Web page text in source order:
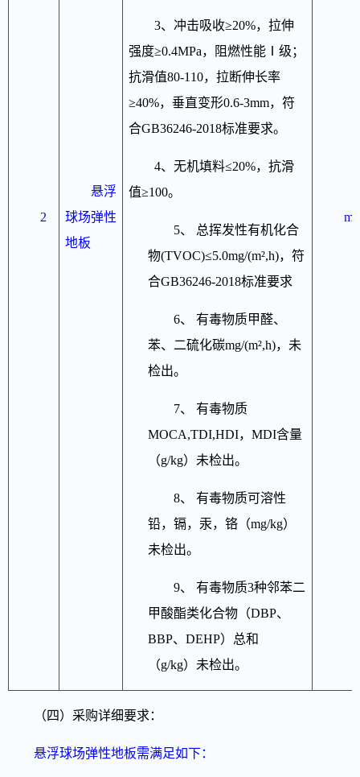
2
悬浮
球场弹性
地板
3、冲击吸收≥20%，拉伸
强度≥0.4MPa，阻燃性能Ⅰ级；
抗滑值80-110，拉断伸长率
≥40%，垂直变形0.6-3mm，符
合GB36246-2018标准要求。
4、无机填料≤20%，抗滑
值≥100。
5、 总挥发性有机化合
物(TVOC)≤5.0mg/(m²,h)，符
合GB36246-2018标准要求
6、 有毒物质甲醛、
苯、二硫化碳mg/(m²,h)，未
检出。
7、 有毒物质
MOCA,TDI,HDI，MDI含量
（g/kg）未检出。
8、 有毒物质可溶性
铅，镉，汞，铬（mg/kg）
未检出。
9、 有毒物质3种邻苯二
甲酸酯类化合物（DBP、
BBP、DEHP）总和
（g/kg）未检出。
m2
（四）采购详细要求：
悬浮球场弹性地板需满足如下：